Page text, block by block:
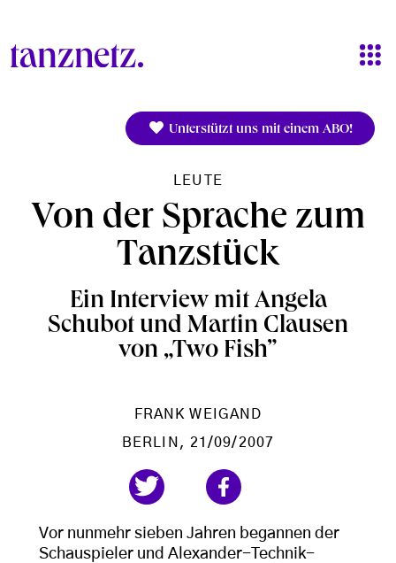
Unterstützt uns mit einem ABO!
LEUTE
Von der Sprache zum
Tanzstück
Ein Interview mit Angela
Schubot und Martin Clausen
von „Two Fish”
FRANK WEIGAND
BERLIN , 21/09/2007
Vor nunmehr sieben Jahren begannen der
Schauspieler und Alexander-Technik-